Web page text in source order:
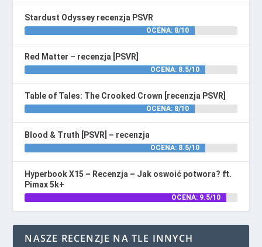
Stardust Odyssey recenzja PSVR
OCENA: 8/10
Red Matter – recenzja [PSVR]
OCENA: 8.5/10
Table of Tales: The Crooked Crown [recenzja PSVR]
OCENA: 8/10
Blood & Truth [PSVR] – recenzja
OCENA: 8.5/10
Hyperbook X15 – Recenzja – Jak oswoić potwora? ft.
Pimax 5k+
OCENA: 9.5/10
NASZE RECENZJE NA TLE INNYCH